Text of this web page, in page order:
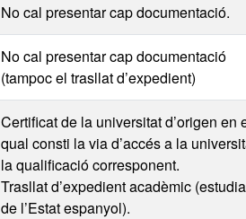
No cal presentar cap documentació.
No cal presentar cap documentació
(tampoc el trasllat d’expedient)
Certificat de la universitat d’origen en
qual consti la via d’accés a la
la qualificació corresponent.
Trasllat d’expedient acadèmic
de l’Estat espanyol).